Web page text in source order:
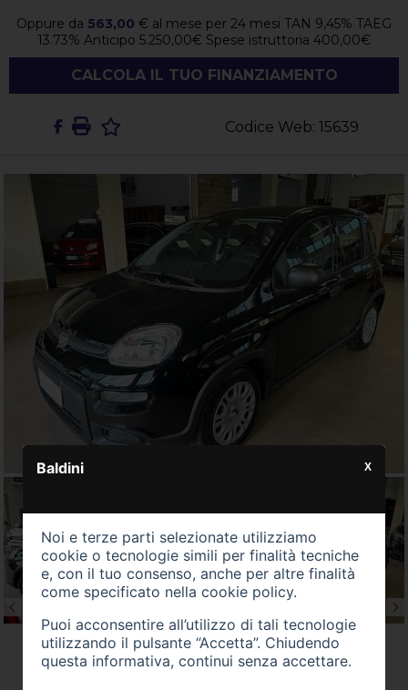
Codice Web: 15639
Oppure da 563,00 € al mese per 24 mesi TAN 9,45% TAEG
13.73% Anticipo 5.250,00€ Spese istruttoria 400,00€
CALCOLA IL TUO FINANZIAMENTO
Baldini
Noi e terze parti selezionate utilizziamo
cookie o tecnologie simili per finalità tecniche
e, con il tuo consenso, anche per altre finalità
come specificato nella cookie policy.
Puoi acconsentire all’utilizzo di tali tecnologie
utilizzando il pulsante “Accetta”. Chiudendo
questa informativa, continui senza accettare.
X